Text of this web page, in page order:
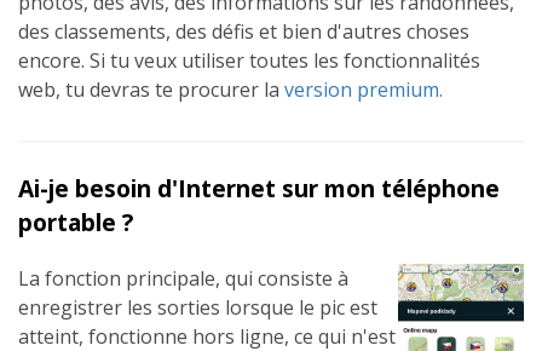
des classements, des défis et bien d'autres choses
encore. Si tu veux utiliser toutes les fonctionnalités
web, tu devras te procurer la version premium.
Ai-je besoin d'Internet sur mon téléphone
portable ?
La fonction principale, qui consiste à
enregistrer les sorties lorsque le pic est
atteint, fonctionne hors ligne, ce qui n'est